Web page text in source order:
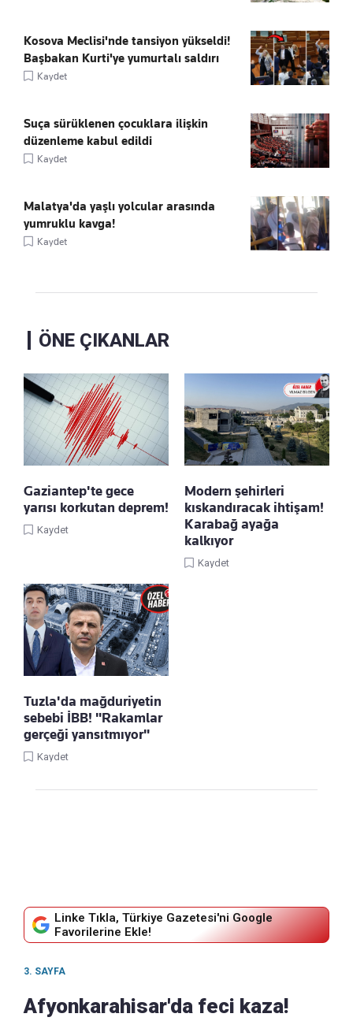
Kosova Meclisi'nde tansiyon yükseldi!
Başbakan Kurti'ye yumurtalı saldırı
Kaydet
Suça sürüklenen çocuklara ilişkin
düzenleme kabul edildi
Kaydet
Malatya'da yaşlı yolcular arasında
yumruklu kavga!
Kaydet
ÖNE ÇIKANLAR
Gaziantep'te gece
yarısı korkutan deprem!
Kaydet
Modern şehirleri
kıskandıracak ihtişam!
Karabağ ayağa
kalkıyor
Kaydet
Tuzla'da mağduriyetin
sebebi İBB! "Rakamlar
gerçeği yansıtmıyor"
Kaydet
Linke Tıkla, Türkiye Gazetesi'ni Google
Favorilerine Ekle!
3. SAYFA
Afyonkarahisar'da feci kaza!